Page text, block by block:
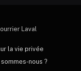
Laval
la vie privée
sommes-nous ?